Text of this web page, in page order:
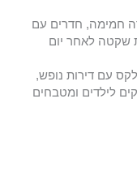
חמימה, חדרים עם
שקטה לאחר יום
עם דירות נופש,
לילדים ומטבחים